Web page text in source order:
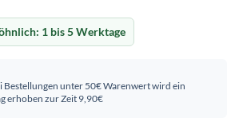
1 bis 5 Werktage
Bestellungen unter 50€ Warenwert wird ein
erhoben zur Zeit 9,90€